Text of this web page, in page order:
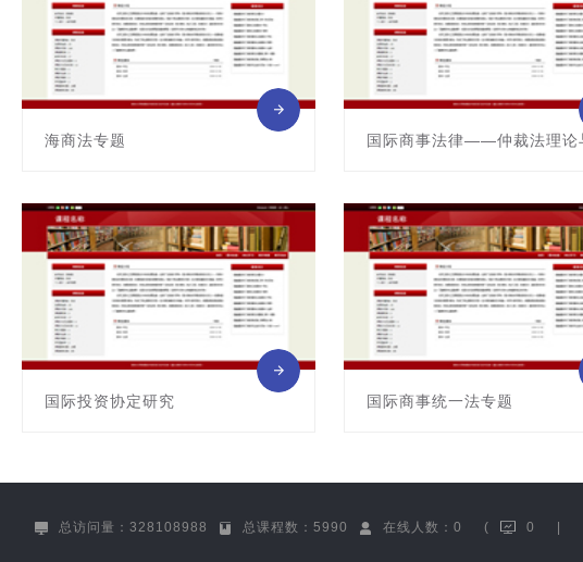
海商法专题
主讲教师: 刘刚仿
国际商事法律——仲裁法理论
主讲教师: 冯辉（女）
国际投资协定研究 国际商事统一法专题
总访问量：328108988 总课程数：5990 在线人数：0 ( 0